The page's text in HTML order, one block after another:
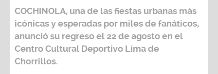
COCHINOLA, una de las fiestas urbanas más
icónicas y esperadas por miles de fanáticos,
anunció su regreso el 22 de agosto en el
Centro Cultural Deportivo Lima de
Chorrillos.